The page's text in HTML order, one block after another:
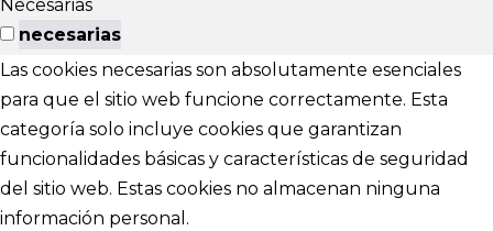
Necesarias
necesarias
Las cookies necesarias son absolutamente esenciales
para que el sitio web funcione correctamente. Esta
categoría solo incluye cookies que garantizan
funcionalidades básicas y características de seguridad
del sitio web. Estas cookies no almacenan ninguna
información personal.